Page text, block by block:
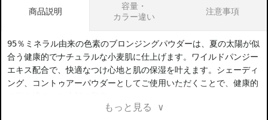
商品説明
容量・
カラー違い
注意事項
95％ミネラル由来の色素のブロンジングパウダーは、夏の太陽が似
合う健康的でナチュラルな小麦肌に仕上げます。ワイルドパンジー
エキス配合で、快適なつけ心地と肌の保湿を叶えます。シェーディ
ング、コントゥアーパウダーとしてご使用いただくことで、健康的
もっと見る ∨